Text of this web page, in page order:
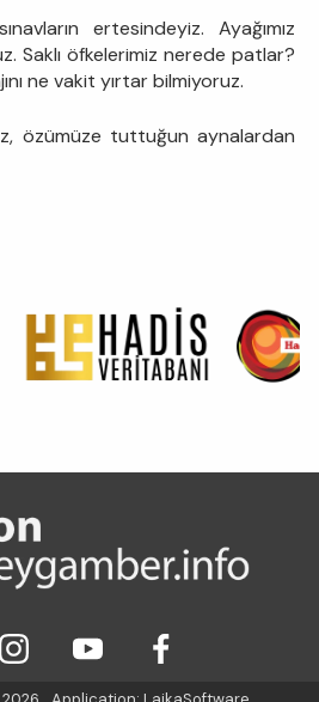
ertesindeyiz. Ayağımız
Saklı öfkelerimiz nerede patlar?
ne vakit yırtar bilmiyoruz.
özümüze tuttuğun aynalardan